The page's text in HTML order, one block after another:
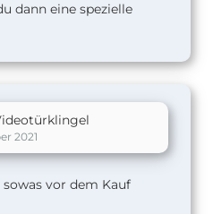
dann eine spezielle
2021
vor dem Kauf